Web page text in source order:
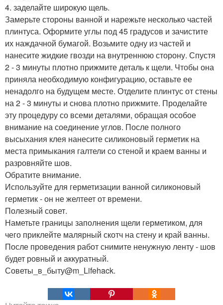
4. заделайте широкую щель.
Замерьте стороны ванной и нарежьте несколько частей
плинтуса. Оформите углы под 45 градусов и зачистите
их наждачной бумагой. Возьмите одну из частей и
нанесите жидкие гвозди на внутреннюю сторону. Спустя
2 - 3 минуты плотно прижмите деталь к щели. Чтобы она
приняла необходимую конфигурацию, оставьте ее
ненадолго на будущем месте. Отделите плинтус от стены
на 2 - 3 минуты и снова плотно прижмите. Проделайте
эту процедуру со всеми деталями, обращая особое
внимание на соединение углов. После полного
высыхания клея нанесите силиконовый герметик на
места примыкания галтели со стеной и краем ванны и
разровняйте шов.
Обратите внимание.
Используйте для герметизации ванной силиконовый
герметик - он не желтеет от времени.
Полезный совет.
Наметьте границы заполнения щели герметиком, для
чего приклейте малярный скотч на стену и край ванны.
После проведения работ снимите ненужную ленту - шов
будет ровный и аккуратный.
Советы_в_быту@m_Lifehack.